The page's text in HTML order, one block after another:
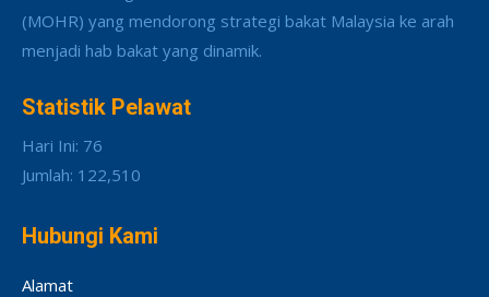
(MOHR) yang mendorong strategi bakat Malaysia ke arah
menjadi hab bakat yang dinamik.
Statistik Pelawat
Hari Ini: 76
Jumlah: 122,510
Hubungi Kami
Alamat